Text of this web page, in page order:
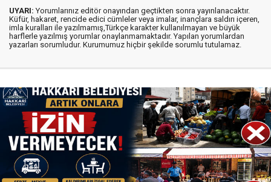
UYARI: Yorumlarınız editör onayından geçtikten sonra yayınlanacaktır.
Küfür, hakaret, rencide edici cümleler veya imalar, inançlara saldırı içeren,
imla kuralları ile yazılmamış,Türkçe karakter kullanılmayan ve büyük
harflerle yazılmış yorumlar onaylanmamaktadır. Yapılan yorumlardan
yazarları sorumludur. Kurumumuz hiçbir şekilde sorumlu tutulamaz.